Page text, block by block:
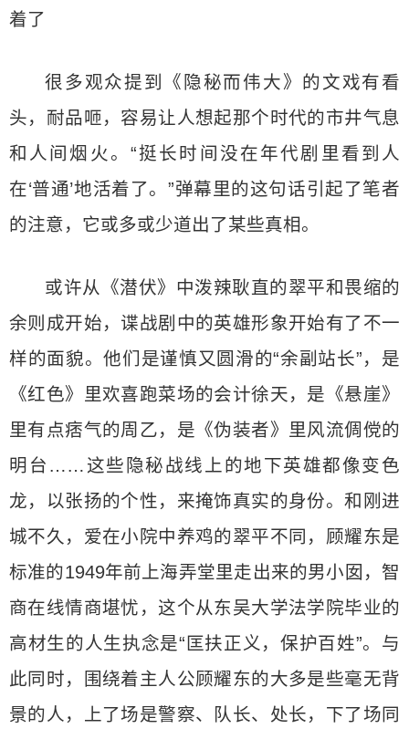
着了
很多观众提到《隐秘而伟大》的文戏有看
头，耐品咂，容易让人想起那个时代的市井气息
和人间烟火。“挺长时间没在年代剧里看到人
在‘普通’地活着了。”弹幕里的这句话引起了笔者
的注意，它或多或少道出了某些真相。
或许从《潜伏》中泼辣耿直的翠平和畏缩的
余则成开始，谍战剧中的英雄形象开始有了不一
样的面貌。他们是谨慎又圆滑的“余副站长”，是
《红色》里欢喜跑菜场的会计徐天，是《悬崖》
里有点痞气的周乙，是《伪装者》里风流倜傥的
明台……这些隐秘战线上的地下英雄都像变色
龙，以张扬的个性，来掩饰真实的身份。和刚进
城不久，爱在小院中养鸡的翠平不同，顾耀东是
标准的1949年前上海弄堂里走出来的男小囡，智
商在线情商堪忧，这个从东吴大学法学院毕业的
高材生的人生执念是“匡扶正义，保护百姓”。与
此同时，围绕着主人公顾耀东的大多是些毫无背
景的人，上了场是警察、队长、处长，下了场同